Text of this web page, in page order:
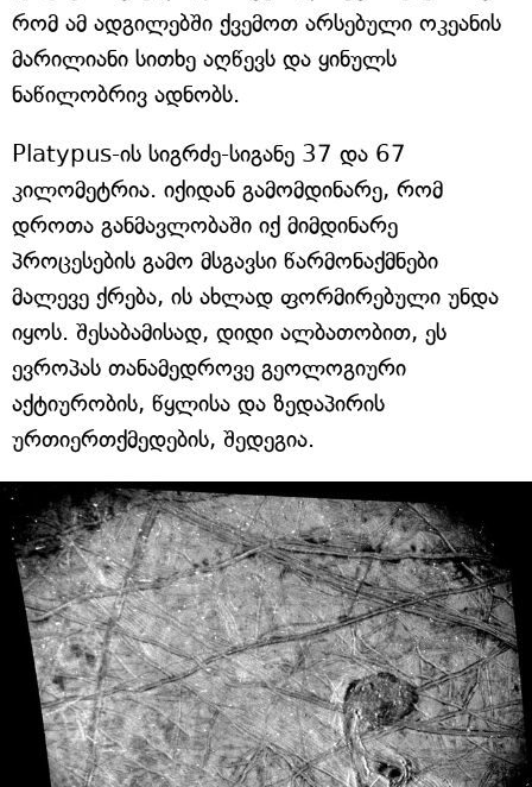
რომ ამ ადგილებში ქვემოთ არსებული ოკეანის
მარილიანი სითხე აღწევს და ყინულს
ნაწილობრივ ადნობს.
Platypus-ის სიგრძე-სიგანე 37 და 67
კილომეტრია. იქიდან გამომდინარე, რომ
დროთა განმავლობაში იქ მიმდინარე
პროცესების გამო მსგავსი წარმონაქმნები
მალევე ქრება, ის ახლად ფორმირებული უნდა
იყოს. შესაბამისად, დიდი ალბათობით, ეს
ევროპას თანამედროვე გეოლოგიური
აქტიურობის, წყლისა და ზედაპირის
ურთიერთქმედების, შედეგია.